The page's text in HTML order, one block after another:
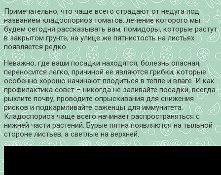
Примечательно, что чаще всего страдают от недуга под
названием кладоспориоз томатов, лечение которого мы
будем сегодня рассказывать вам, помидоры, которые растут
в закрытом грунте, на улице же пятнистость на листьях
появляется редко.
Неважно, где ваши посадки находятся, болезнь опасная,
переносится легко, причиной ее являются грибки, которые
особенно хорошо начинают плодиться в тепле и влаге. И как
профилактика совет – никогда не заливайте посадки, всегда
рыхлите почву, проводите опрыскивания для снижения
рисков и подкармливайте саженцы для иммунитета.
Кладоспориоз чаще всего начинает распространяться с
нижней части растений. Бурые пятна появляются на тыльной
стороне листьев, а светлые на верхней.